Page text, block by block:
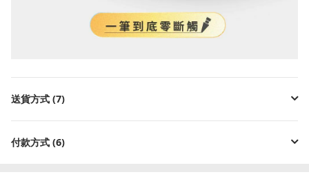
送貨方式 (7)
付款方式 (6)